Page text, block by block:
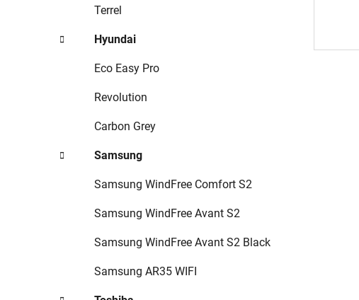
Terrel
Hyundai
Eco Easy Pro
Revolution
Carbon Grey
Samsung
Samsung WindFree Comfort S2
Samsung WindFree Avant S2
Samsung WindFree Avant S2 Black
Samsung AR35 WIFI